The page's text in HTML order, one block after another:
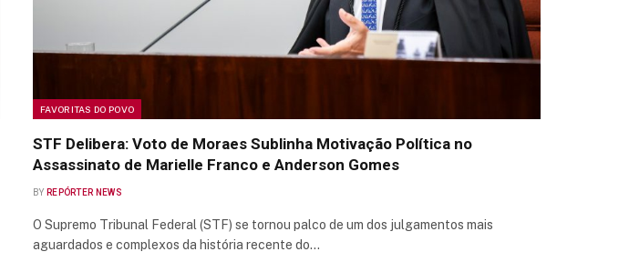
FAVORITAS DO POVO
STF Delibera: Voto de Moraes Sublinha Motivação Política no
Assassinato de Marielle Franco e Anderson Gomes
BY REPÓRTER NEWS
O Supremo Tribunal Federal (STF) se tornou palco de um dos julgamentos mais
aguardados e complexos da história recente do…